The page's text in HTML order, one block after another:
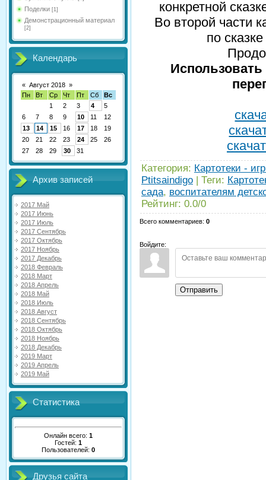
Поделки [1]
Демонстрационный материал
[2]
Календарь
« Август 2018 »
Пн
Вт Ср Чт Пт Сб
Вс
1
2 3 4
5
6
7 8 9 10 11
12
13
14 15 16 17 18
19
20
21 22 23 24 25
26
27
28 29 30 31
Архив записей
2017 Май
2017 Июнь
2017 Июль
2017 Сентябрь
2017 Октябрь
2017 Ноябрь
2017 Декабрь
2018 Февраль
2018 Март
2018 Апрель
2018 Май
2018 Июль
2018 Август
2018 Сентябрь
2018 Октябрь
2018 Ноябрь
2018 Декабрь
2019 Март
2019 Апрель
2019 Май
Статистика
Онлайн всего: 1
Гостей: 1
Пользователей: 0
Друзья сайта
конкретной
Во второй части
по
Категория: Картотеки -
Ptitsaindigo
Теги:
сада, воспитателям
Рейтинг: 0.0/0
Всего комментариев: 0
Войдите:
Отправить